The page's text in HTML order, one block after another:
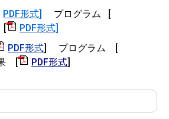
PDF形式]
プログラム [
[
PDF形式]
PDF形式] プログラム [
[ PDF形式]